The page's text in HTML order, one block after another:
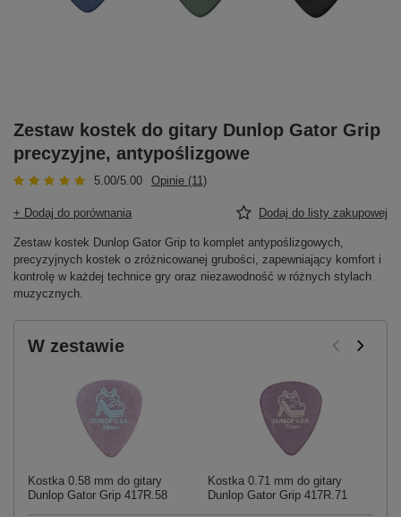
Zestaw kostek do gitary Dunlop Gator Grip
precyzyjne, antypoślizgowe
5.00/5.00 Opinie (11)
+ Dodaj do porównania Dodaj do listy zakupowej
Zestaw kostek Dunlop Gator Grip to komplet antypoślizgowych,
precyzyjnych kostek o zróżnicowanej grubości, zapewniający komfort i
kontrolę w każdej technice gry oraz niezawodność w różnych stylach
muzycznych.
W zestawie
Kostka 0.58 mm do gitary
Dunlop Gator Grip 417R.58
Kostka 0.71 mm do gitary
Dunlop Gator Grip 417R.71